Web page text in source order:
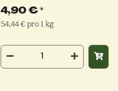
4,90 €*
54,44 € pro 1 kg